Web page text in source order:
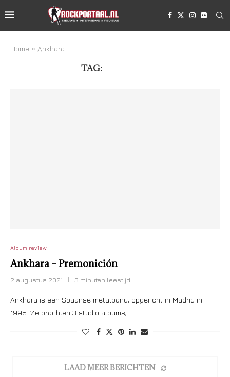
Home » Ankhara
TAG:
Album review
Ankhara – Premonición
2 augustus 2021 3 minuten leestijd
Ankhara is een Spaanse metalband, opgericht in Madrid in
1995. Ze brachten 3 studio albums, …
LAAD MEER BERICHTEN